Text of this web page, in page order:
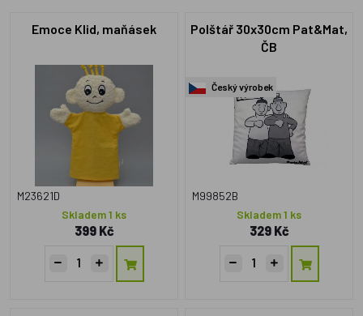
Emoce Klid, maňásek
M23621D
Skladem 1 ks
399 Kč
Polštář 30x30cm Pat&Mat,
ČB
Český výrobek
M99852B
Skladem 1 ks
329 Kč